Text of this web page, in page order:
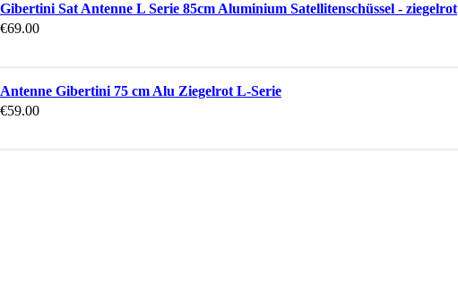
Gibertini Sat Antenne L Serie 85cm Aluminium Satellitenschüssel - ziegelrot
€69.00
Antenne Gibertini 75 cm Alu Ziegelrot L-Serie
€59.00